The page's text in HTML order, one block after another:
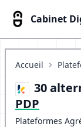
Cabinet
Accueil
30
PDP
Plateformes